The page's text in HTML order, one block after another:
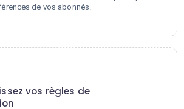
de vos abonnés.
vos règles de